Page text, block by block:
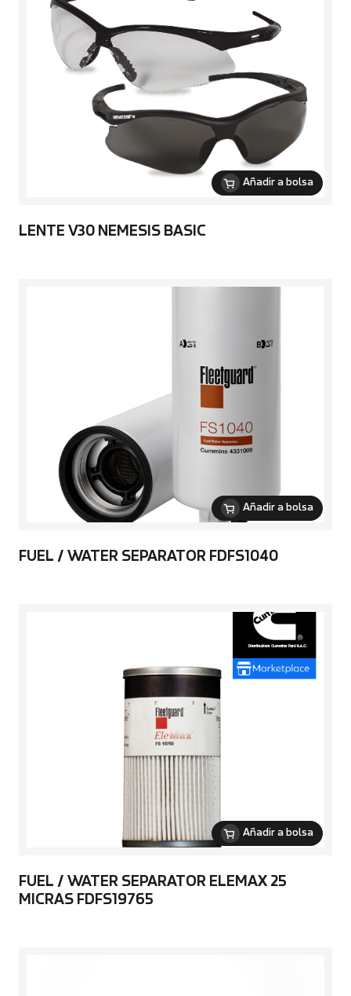
Añadir a bolsa
LENTE V30 NEMESIS BASIC
Añadir a bolsa
FUEL / WATER SEPARATOR FDFS1040
Añadir a bolsa
FUEL / WATER SEPARATOR ELEMAX 25
MICRAS FDFS19765